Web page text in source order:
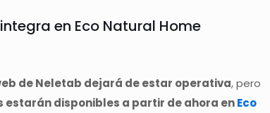
en Eco Natural Home
de Neletab dejará de estar operativa, pero
disponibles a partir de ahora enEco